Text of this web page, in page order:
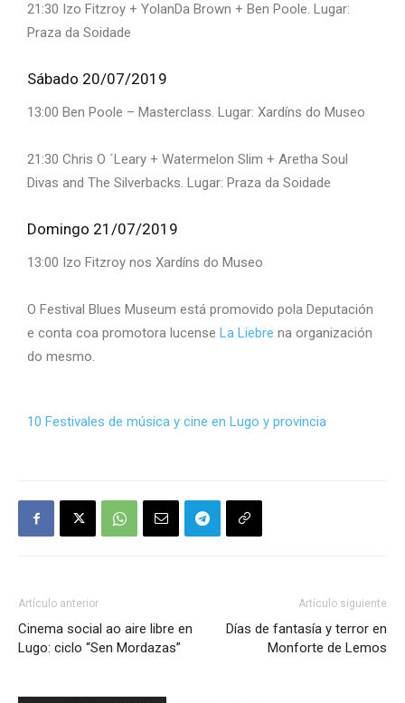
21:30 Izo Fitzroy + YolanDa Brown + Ben Poole. Lugar:
Praza da Soidade
Sábado 20/07/2019
13:00 Ben Poole – Masterclass. Lugar: Xardíns do Museo
21:30 Chris O ´Leary + Watermelon Slim + Aretha Soul
Divas and The Silverbacks. Lugar: Praza da Soidade
Domingo 21/07/2019
13:00 Izo Fitzroy nos Xardíns do Museo
O Festival Blues Museum está promovido pola Deputación
e conta coa promotora lucense La Liebre na organización
do mesmo.
10 Festivales de música y cine en Lugo y provincia
Artículo anterior
Cinema social ao aire libre en
Lugo: ciclo “Sen Mordazas”
Artículo siguiente
Días de fantasía y terror en
Monforte de Lemos